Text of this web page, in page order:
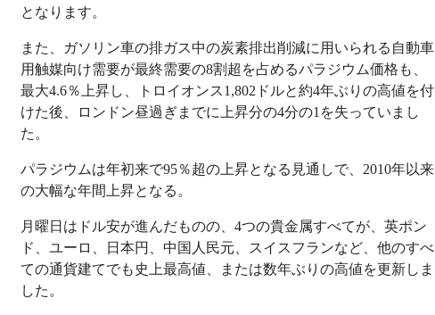
となります。
また、ガソリン車の排ガス中の炭素排出削減に用いられる自動車
用触媒向け需要が最終需要の8割超を占めるパラジウム価格も、
最大4.6％上昇し、トロイオンス1,802ドルと約4年ぶりの高値を付
けた後、ロンドン昼過ぎまでに上昇分の4分の1を失っていまし
た。
パラジウムは年初来で95％超の上昇となる見通しで、2010年以来
の大幅な年間上昇となる。
月曜日はドル安が進んだものの、4つの貴金属すべてが、英ポン
ド、ユーロ、日本円、中国人民元、スイスフランなど、他のすべ
ての通貨建てでも史上最高値、または数年ぶりの高値を更新しま
した。